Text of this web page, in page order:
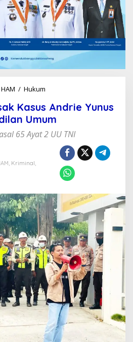
/ Hukum
M
S
u
l
s
k
K
a
s
u
s
n
d
r
i
Y
u
Kasus Andrie Yunus
Umum
65 Ayat 2 UU TNI
Kriminal